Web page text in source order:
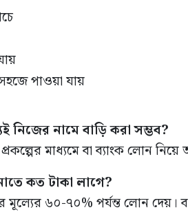
পাওয়া যায়
নিজের নামে বাড়ি করা সম্ভব?
মাধ্যমে বা ব্যাংক লোন
কত টাকা লাগে?
মূল্যের ৬০-৭০% পর্যন্ত লোন